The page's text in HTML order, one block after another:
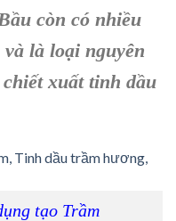
còn có nhiều
và là loại nguyên
xuất tinh dầu
tạo Trầm